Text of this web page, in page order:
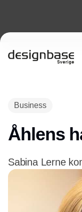
Business
Åhlens
Sabina Lerne